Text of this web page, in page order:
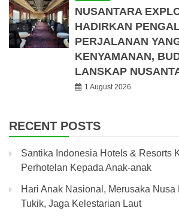
NUSANTARA
HADIRKAN
PERJALANAN
KENYAMANAN,
LANSKAP
1 August 2026
RECENT POSTS
Santika Indonesia Hotels & Resorts
Perhotelan Kepada Anak-anak
Hari Anak Nasional, Merusaka Nusa
Tukik, Jaga Kelestarian Laut